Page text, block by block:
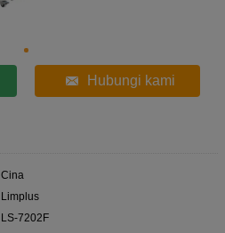
Hubungi kami
Cina
Limplus
LS-7202F